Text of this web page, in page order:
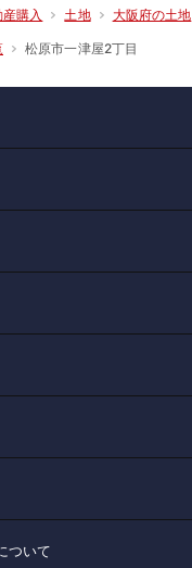
購入 土地 大阪府の土地
松原市一津屋2丁目
ついて